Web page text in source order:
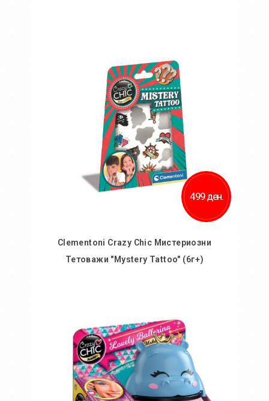
Додај за споредба
499 ден.
Clementoni Crazy Chic Мистериозни
Тетоважи "Mystery Tattoo" (6г+)
Додај во желби
Додај за споредба